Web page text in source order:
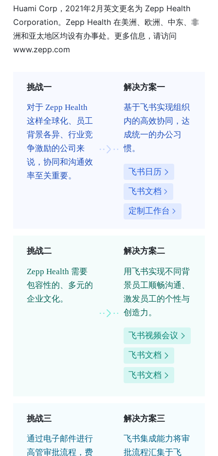
Huami Corp，2021年2月英文更名为 Zepp Health
Corporation。Zepp Health 在美洲、欧洲、中东、非
洲和亚太地区均设有办事处。更多信息，请访问
www.zepp.com
挑战一
对于 Zepp Health
这样全球化、员工
背景各异、行业竞
争激励的公司来
说，协同和沟通效
率至关重要。
解决方案一
基于飞书实现组织
内的高效协同，达
成统一的办公习
惯。
飞书日历
飞书文档
定制工作台
挑战二
Zepp Health 需要
包容性的、多元的
企业文化。
解决方案二
用飞书实现不同背
景员工顺畅沟通、
激发员工的个性与
创造力。
飞书视频会议
飞书文档
飞书文档
挑战三
通过电子邮件进行
高管审批流程，费
解决方案三
飞书集成能力将审
批流程汇集于飞